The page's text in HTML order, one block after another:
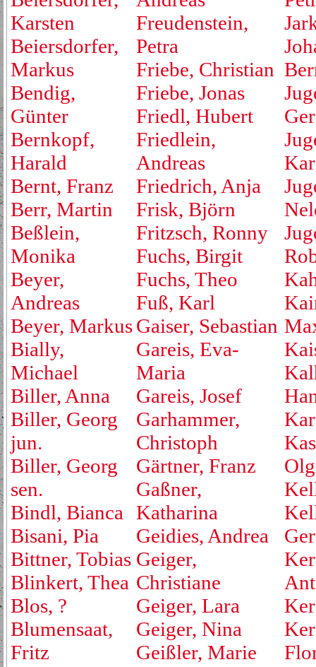
Karsten
Beiersdorfer,
Markus
Bendig,
Günter
Bernkopf,
Harald
Bernt, Franz
Berr, Martin
Beßlein,
Monika
Beyer,
Andreas
Beyer, Markus
Bially,
Michael
Biller, Anna
Biller, Georg
jun.
Biller, Georg
sen.
Bindl, Bianca
Bisani, Pia
Bittner, Tobias
Blinkert, Thea
Blos, ?
Blumensaat,
Fritz
Freudenstein,
Petra
Friebe, Christian
Friebe, Jonas
Friedl, Hubert
Friedlein,
Andreas
Friedrich, Anja
Frisk, Björn
Fritzsch, Ronny
Fuchs, Birgit
Fuchs, Theo
Fuß, Karl
Gaiser, Sebastian
Gareis, Eva-
Maria
Gareis, Josef
Garhammer,
Christoph
Gärtner, Franz
Gaßner,
Katharina
Geidies, Andrea
Geiger,
Christiane
Geiger, Lara
Geiger, Nina
Geißler, Marie